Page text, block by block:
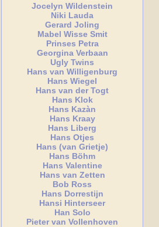
Jocelyn Wildenstein
Niki Lauda
Gerard Joling
Mabel Wisse Smit
Prinses Petra
Georgina Verbaan
Ugly Twins
Hans van Willigenburg
Hans Wiegel
Hans van der Togt
Hans Klok
Hans Kazàn
Hans Kraay
Hans Liberg
Hans Otjes
Hans (van Grietje)
Hans Böhm
Hans Valentine
Hans van Zetten
Bob Ross
Hans Dorrestijn
Hansi Hinterseer
Han Solo
Pieter van Vollenhoven